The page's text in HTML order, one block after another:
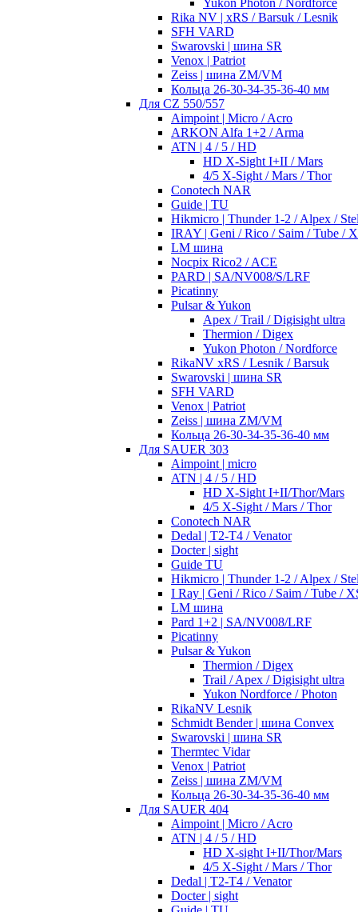
Yukon Photon / Nordforce
Rika NV | xRS / Barsuk / Lesnik
SFH VARD
Swarovski | шина SR
Venox | Patriot
Zeiss | шина ZM/VM
Кольца 26-30-34-35-36-40 мм
Для CZ 550/557
Aimpoint | Micro / Acro
ARKON Alfa 1+2 / Arma
ATN | 4 / 5 / HD
HD X-Sight I+II / Mars
4/5 X-Sight / Mars / Thor
Conotech NAR
Guide | TU
Hikmicro | Thunder 1-2 / Alpex /
IRAY | Geni / Rico / Saim / Tube /
LM шина
Nocpix Rico2 / ACE
PARD | SA/NV008/S/LRF
Picatinny
Pulsar & Yukon
Apex / Trail / Digisight ultra
Thermion / Digex
Yukon Photon / Nordforce
RikaNV xRS / Lesnik / Barsuk
Swarovski | шина SR
SFH VARD
Venox | Patriot
Zeiss | шина ZM/VM
Кольца 26-30-34-35-36-40 мм
Для SAUER 303
Aimpoint | micro
ATN | 4 / 5 / HD
HD X-Sight I+II/Thor/Mars
4/5 X-Sight / Mars / Thor
Conotech NAR
Dedal | T2-T4 / Venator
Docter | sight
Guide TU
Hikmicro | Thunder 1-2 / Alpex /
I Ray | Geni / Rico / Saim / Tube /
LM шина
Pard 1+2 | SA/NV008/LRF
Picatinny
Pulsar & Yukon
Thermion / Digex
Trail / Apex / Digisight ultra
Yukon Nordforce / Photon
RikaNV Lesnik
Schmidt Bender | шина Convex
Swarovski | шина SR
Thermtec Vidar
Venox | Patriot
Zeiss | шина ZM/VM
Кольца 26-30-34-35-36-40 мм
Для SAUER 404
Aimpoint | Micro / Acro
ATN | 4 / 5 / HD
HD X-sight I+II/Thor/Mars
4/5 X-Sight / Mars / Thor
Dedal | T2-T4 / Venator
Docter | sight